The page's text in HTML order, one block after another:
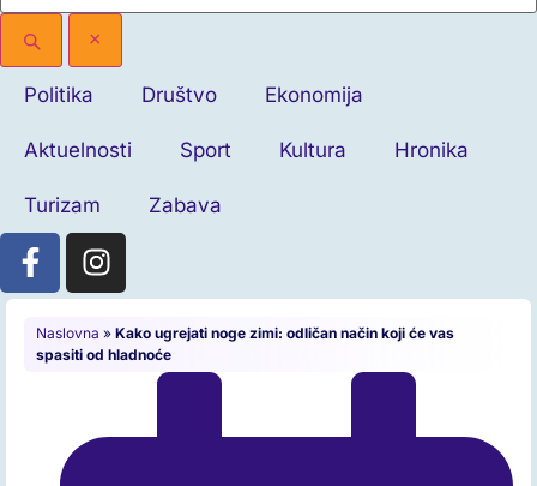
×
Politika Društvo Ekonomija
Aktuelnosti Sport Kultura Hronika
Turizam Zabava
Naslovna » Kako ugrejati noge zimi: odličan način koji će vas
spasiti od hladnoće